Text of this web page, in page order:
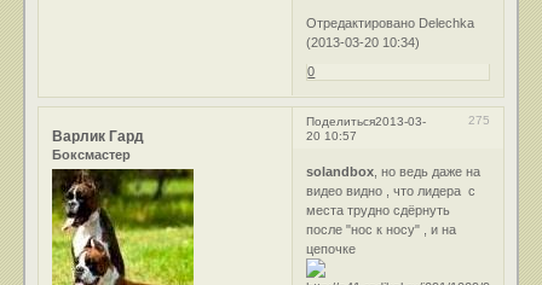
Отредактировано Delechka
(2013-03-20 10:34)
0
Поделиться 275
2013-03-
20 10:57
Варлик Гард
Боксмастер
solandbox , но ведь даже на
видео видно , что лидера с
места трудно сдёрнуть
после "нос к носу" , и на
цепочке